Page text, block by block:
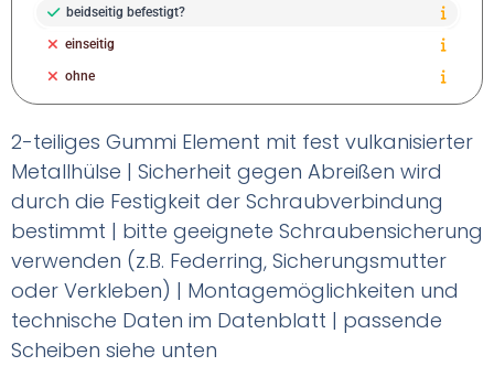
beidseitig befestigt?
einseitig
ohne
2-teiliges Gummi Element mit fest vulkanisierter
Metallhülse | Sicherheit gegen Abreißen wird
durch die Festigkeit der Schraubverbindung
bestimmt | bitte geeignete Schraubensicherung
verwenden (z.B. Federring, Sicherungsmutter
oder Verkleben) | Montagemöglichkeiten und
technische Daten im Datenblatt | passende
Scheiben siehe unten